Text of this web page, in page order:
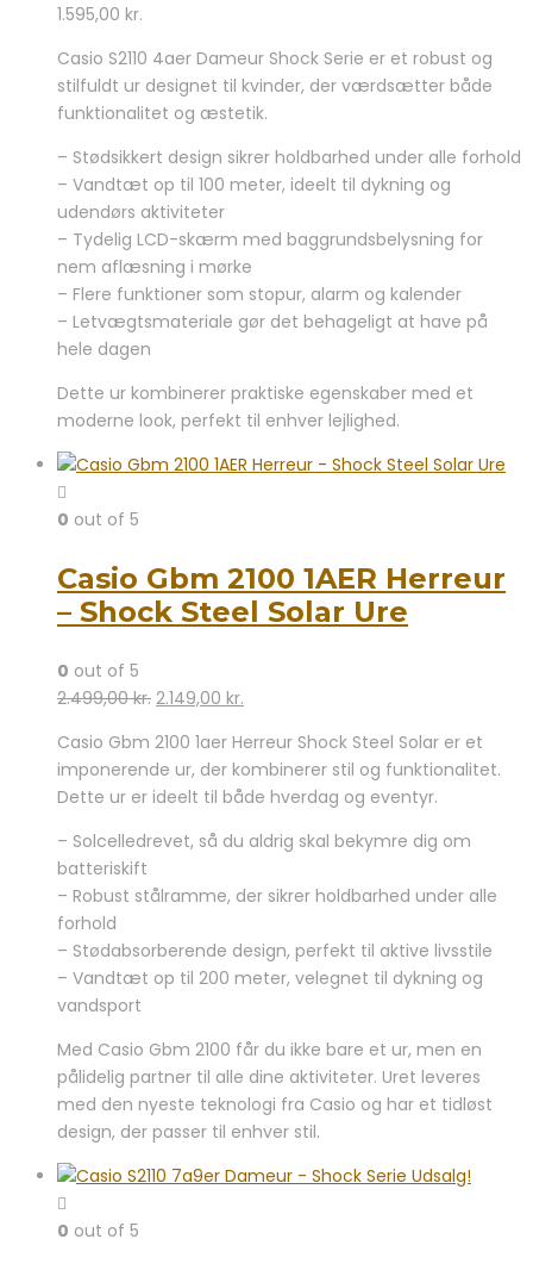
1.595,00 kr.
Casio S2110 4aer Dameur Shock Serie er et robust og
stilfuldt ur designet til kvinder, der værdsætter både
funktionalitet og æstetik.
– Stødsikkert design sikrer holdbarhed under alle forhold
– Vandtæt op til 100 meter, ideelt til dykning og
udendørs aktiviteter
– Tydelig LCD-skærm med baggrundsbelysning for
nem aflæsning i mørke
– Flere funktioner som stopur, alarm og kalender
– Letvægtsmateriale gør det behageligt at have på
hele dagen
Dette ur kombinerer praktiske egenskaber med et
moderne look, perfekt til enhver lejlighed.
0 out of 5
Casio Gbm 2100 1AER Herreur
– Shock Steel Solar Ure
0 out of 5
2.499,00kr. Den
pris
var:
2.499,00 kr..
2.149,00 kr.
pris
er:
2.149,00 kr..
Casio Gbm 2100 1aer Herreur Shock Steel Solar er et
imponerende ur, der kombinerer stil og funktionalitet.
Dette ur er ideelt til både hverdag og eventyr.
– Solcelledrevet, så du aldrig skal bekymre dig om
batteriskift
– Robust stålramme, der sikrer holdbarhed under alle
forhold
– Stødabsorberende design, perfekt til aktive livsstile
– Vandtæt op til 200 meter, velegnet til dykning og
vandsport
Med Casio Gbm 2100 får du ikke bare et ur, men en
pålidelig partner til alle dine aktiviteter. Uret leveres
med den nyeste teknologi fra Casio og har et tidløst
design, der passer til enhver stil.
0 out of 5